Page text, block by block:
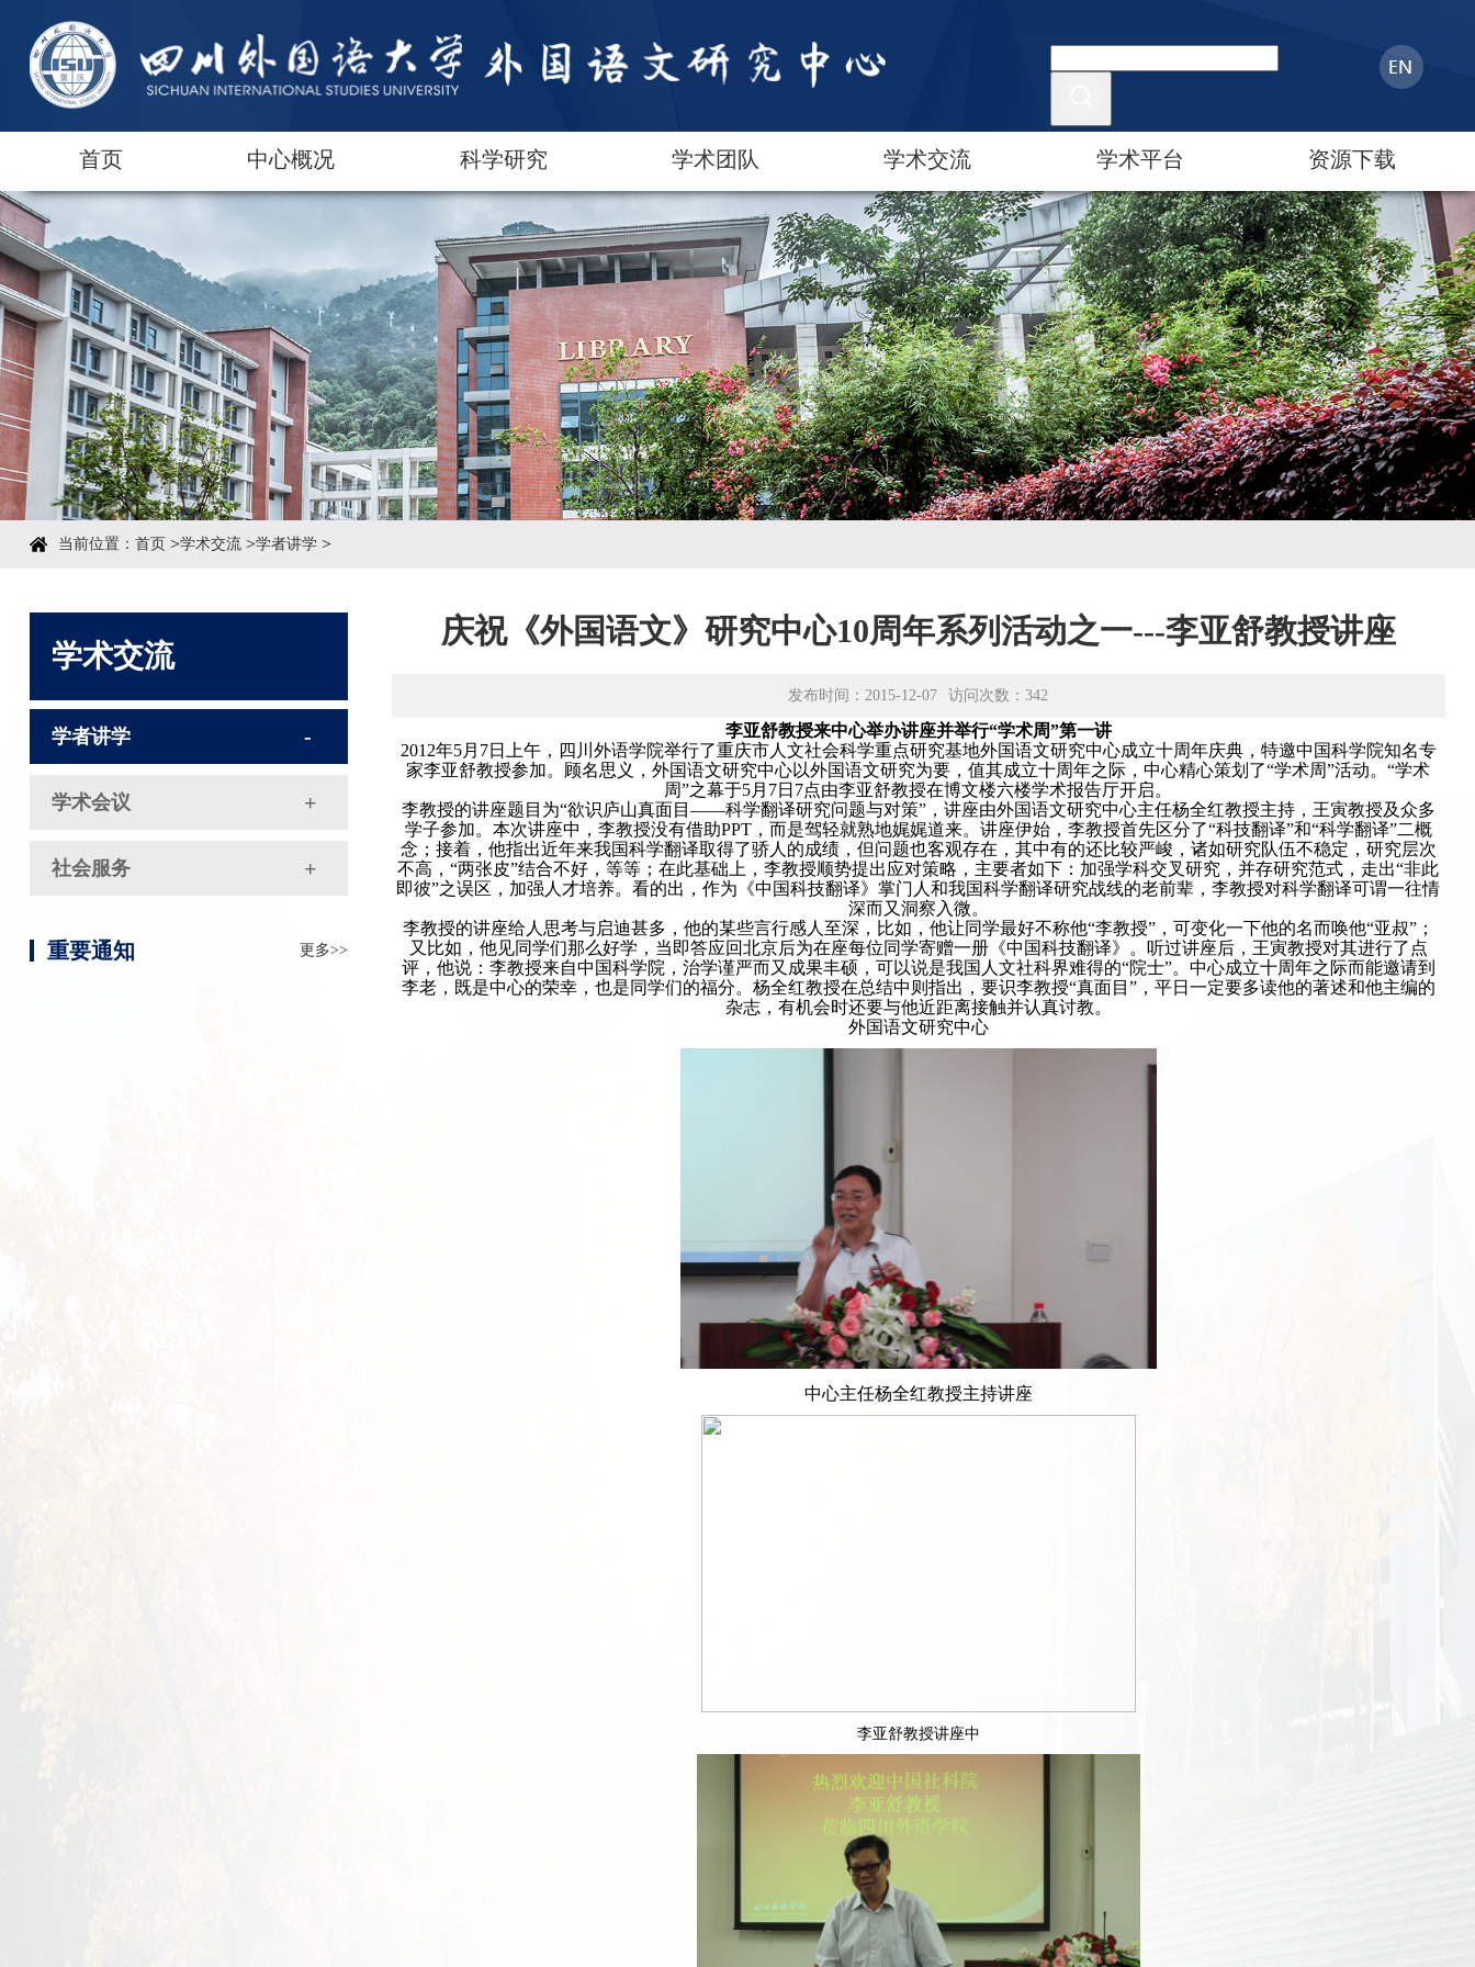
首页 中心概况 科学研究 学术团队 学术交流 学术平台 资源下载
当前位置： 首页>学术交流>学者讲学>
学术交流
学者讲学
学术会议
社会服务
重要通知 更多>>
庆祝《外国语文》研究中心10周年系列活动之一---李亚舒教授讲座
发布时间：2015-12-07 访问次数：342
李亚舒教授来中心举办讲座并举行“学术周”第一讲
2012年5月7日上午，四川外语学院举行了重庆市人文社会科学重点研究基地外国语文研究中心成立十周年庆典，特邀中国科学院知名专
家李亚舒教授参加。顾名思义，外国语文研究中心以外国语文研究为要，值其成立十周年之际，中心精心策划了“学术周”活动。“学术
周”之幕于5月7日7点由李亚舒教授在博文楼六楼学术报告厅开启。
李教授的讲座题目为“欲识庐山真面目——科学翻译研究问题与对策”，讲座由外国语文研究中心主任杨全红教授主持，王寅教授及众多
学子参加。本次讲座中，李教授没有借助PPT，而是驾轻就熟地娓娓道来。讲座伊始，李教授首先区分了“科技翻译”和“科学翻译”二概
念；接着，他指出近年来我国科学翻译取得了骄人的成绩，但问题也客观存在，其中有的还比较严峻，诸如研究队伍不稳定，研究层次
不高，“两张皮”结合不好，等等；在此基础上，李教授顺势提出应对策略，主要者如下：加强学科交叉研究，并存研究范式，走出“非此
即彼”之误区，加强人才培养。看的出，作为《中国科技翻译》掌门人和我国科学翻译研究战线的老前辈，李教授对科学翻译可谓一往情
深而又洞察入微。
李教授的讲座给人思考与启迪甚多，他的某些言行感人至深，比如，他让同学最好不称他“李教授”，可变化一下他的名而唤他“亚叔”；
又比如，他见同学们那么好学，当即答应回北京后为在座每位同学寄赠一册《中国科技翻译》。听过讲座后，王寅教授对其进行了点
评，他说：李教授来自中国科学院，治学谨严而又成果丰硕，可以说是我国人文社科界难得的“院士”。中心成立十周年之际而能邀请到
李老，既是中心的荣幸，也是同学们的福分。杨全红教授在总结中则指出，要识李教授“真面目”，平日一定要多读他的著述和他主编的
杂志，有机会时还要与他近距离接触并认真讨教。
外国语文研究中心
中心主任杨全红教授主持讲座
李亚舒教授讲座中